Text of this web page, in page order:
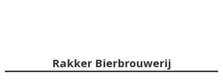
Rakker Bierbrouwerij